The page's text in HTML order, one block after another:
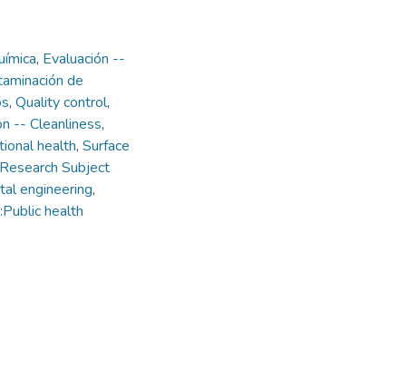
, Evaluación --
de
, Quality control,
-- Cleanliness,
health, Surface
Research Subject
engineering,
health